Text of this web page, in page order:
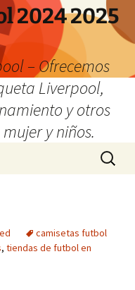
2024 2025
– Ofrecemos
Liverpool,
y otros
y niños.
Buscar:
camisetas futbol
, tiendas de futbol en